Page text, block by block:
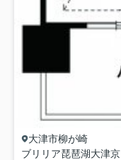
大津市柳が崎
ブリリア琵琶湖大津京